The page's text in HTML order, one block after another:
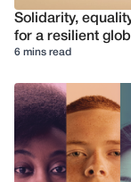
Solidarity,
for a resilient
6 mins read